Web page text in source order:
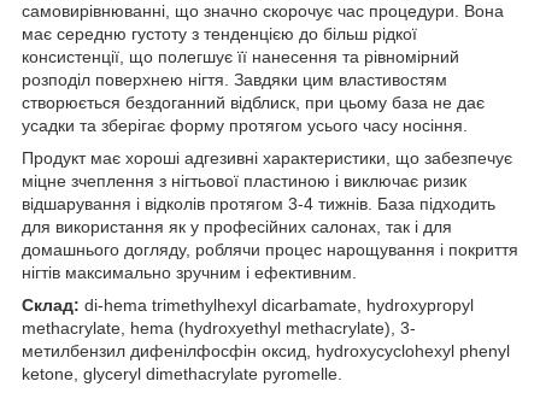
самовирівнюванні, що значно скорочує час процедури. Вона
має середню густоту з тенденцією до більш рідкої
консистенції, що полегшує її нанесення та рівномірний
розподіл поверхнею нігтя. Завдяки цим властивостям
створюється бездоганний відблиск, при цьому база не дає
усадки та зберігає форму протягом усього часу носіння.
Продукт має хороші адгезивні характеристики, що забезпечує
міцне зчеплення з нігтьової пластиною і виключає ризик
відшарування і відколів протягом 3-4 тижнів. База підходить
для використання як у професійних салонах, так і для
домашнього догляду, роблячи процес нарощування і покриття
нігтів максимально зручним і ефективним.
Склад: di-hema trimethylhexyl dicarbamate, hydroxypropyl
methacrylate, hema (hydroxyethyl methacrylate), 3-
метилбензил дифенілфосфін оксид, hydroxycyclohexyl phenyl
ketone, glyceryl dimethacrylate pyromelle.